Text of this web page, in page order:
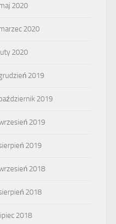
2020
2020
2020
2019
2019
2019
2019
2018
2018
2018